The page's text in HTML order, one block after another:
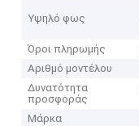
Υψηλό φως
Όροι πληρωμής
Αριθμό μοντέλου
Δυνατότητα
προσφοράς
Μάρκα